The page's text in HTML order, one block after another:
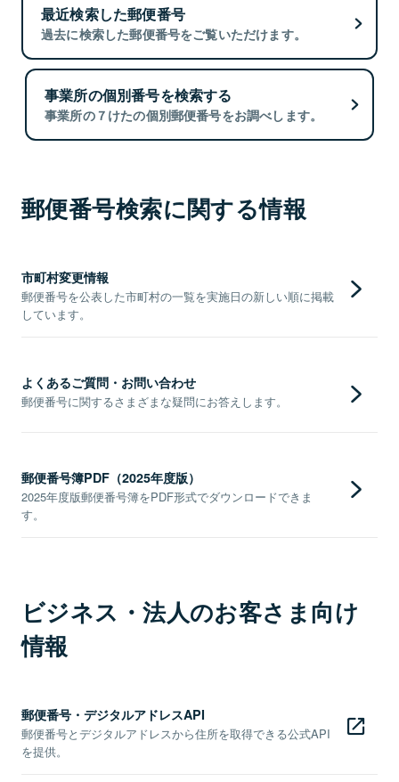
最近検索した郵便番号
過去に検索した郵便番号をご覧いただけます。
事業所の個別番号を検索する
事業所の７けたの個別郵便番号をお調べします。
郵便番号検索に関する情報
市町村変更情報
郵便番号を公表した市町村の一覧を実施日の新しい順に掲載
しています。
よくあるご質問・お問い合わせ
郵便番号に関するさまざまな疑問にお答えします。
郵便番号簿PDF（2025年度版）
2025年度版郵便番号簿をPDF形式でダウンロードできま
す。
ビジネス・法人のお客さま向け
情報
郵便番号・デジタルアドレスAPI
郵便番号とデジタルアドレスから住所を取得できる公式API
を提供。